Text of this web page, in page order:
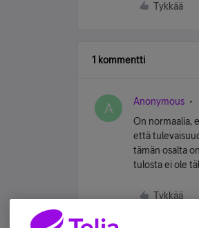
Tykkää
1 kommentti
A Anonymous
On normaalia,
että
tämän osalta
tulosta ei ole
Tykkää